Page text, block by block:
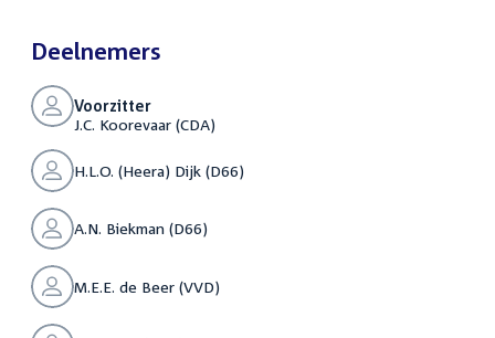
Deelnemers
Voorzitter
J.C. Koorevaar (CDA)
H.L.O. (Heera) Dijk (D66)
A.N. Biekman (D66)
M.E.E. de Beer (VVD)